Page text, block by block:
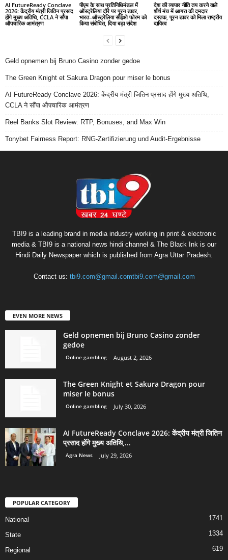
AI FutureReady Conclave
2026: केंद्रीय मंत्री जितिन प्रसाद
होंगे मुख्य अतिथि, CCLA ने सौंपा
औपचारिक आमंत्रण
पीएम के साथ प्रतिनिधिमंडल में
ऑस्ट्रेलिया दौरे पर पूरन डावर,
भारत–ऑस्ट्रेलिया सीईओ फोरम को
किया संबोधित, दिया बड़ा संदेश
देश की व्यापार नीति तय करने वाले
शीर्ष मंच में आगरा की दमदार
दस्तक, पूरन डावर को मिला राष्ट्रीय
दायित्व
Geld opnemen bij Bruno Casino zonder gedoe
The Green Knight et Sakura Dragon pour miser le bonus
AI FutureReady Conclave 2026: केंद्रीय मंत्री जितिन प्रसाद होंगे मुख्य अतिथि,
CCLA ने सौंपा औपचारिक आमंत्रण
Reel Banks Slot Review: RTP, Bonuses, and Max Win
Tonybet Fairness Report: RNG-Zertifizierung und Audit-Ergebnisse
TBI9 is a leading brand in media industry working in print & electronic
media & TBI9 is a national news hindi channel & The Black Ink is our
Hindi Daily Newspaper which is published from Agra Uttar Pradesh.
Contact us: tbi9.com@gmail.comtbi9.com@gmail.com
EVEN MORE NEWS
Geld opnemen bij Bruno Casino zonder
gedoe
Online gambling August 2, 2026
The Green Knight et Sakura Dragon pour
miser le bonus
Online gambling July 30, 2026
AI FutureReady Conclave 2026: केंद्रीय मंत्री जितिन
प्रसाद होंगे मुख्य अतिथि,...
Agra News July 29, 2026
POPULAR CATEGORY
National 1741
State 1334
Regional
619